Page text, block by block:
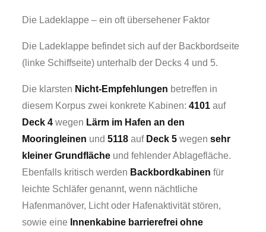
Die Ladeklappe – ein oft übersehener Faktor
Die Ladeklappe befindet sich auf der Backbordseite
(linke Schiffseite) unterhalb der Decks 4 und 5.
Die klarsten Nicht-Empfehlungen betreffen in
diesem Korpus zwei konkrete Kabinen:4101 auf
Deck 4 wegen Lärm im Hafen an den
Mooringleinen und5118 auf Deck 5 wegensehr
kleiner Grundfläche und fehlender Ablagefläche.
Ebenfalls kritisch werden Backbordkabinen für
leichte Schläfer genannt, wenn nächtliche
Hafenmanöver, Licht oder Hafenaktivität stören,
sowie eine Innenkabine barrierefrei ohne